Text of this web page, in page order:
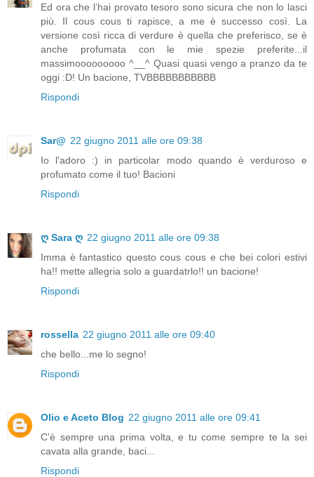
Ed ora che l’hai provato tesoro sono sicura che non lo lasci
più. Il cous cous ti rapisce, a me è successo così. La
versione così ricca di verdure è quella che preferisco, se è
anche profumata con le mie spezie preferite...il
massimooooooooo ^__^ Quasi quasi vengo a pranzo da te
oggi :D! Un bacione, TVBBBBBBBBBBB
Rispondi
Sar@ 22 giugno 2011 alle ore 09:38
Io l'adoro :) in particolar modo quando è verduroso e
profumato come il tuo! Bacioni
Rispondi
ღ Sara ღ 22 giugno 2011 alle ore 09:38
Imma è fantastico questo cous cous e che bei colori estivi
ha!! mette allegria solo a guardatrlo!! un bacione!
Rispondi
rossella 22 giugno 2011 alle ore 09:40
che bello...me lo segno!
Rispondi
Olio e Aceto Blog 22 giugno 2011 alle ore 09:41
C'è sempre una prima volta, e tu come sempre te la sei
cavata alla grande, baci...
Rispondi